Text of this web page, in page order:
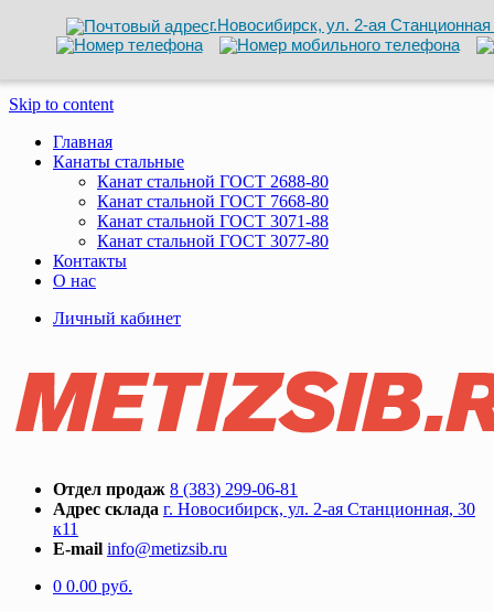
г.Новосибирск, ул. 2-ая Станционная
Skip to content
Главная
Канаты стальные
Канат стальной ГОСТ 2688-80
Канат стальной ГОСТ 7668-80
Канат стальной ГОСТ 3071-88
Канат стальной ГОСТ 3077-80
Контакты
О нас
Личный кабинет
Отдел продаж 8 (383) 299-06-81
Адрес склада г. Новосибирск, ул. 2-ая Станционная, 30
к11
E-mail info@metizsib.ru
0 0.00 руб.